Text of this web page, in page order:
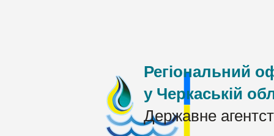
Регіональний
у Черкаській
Державне